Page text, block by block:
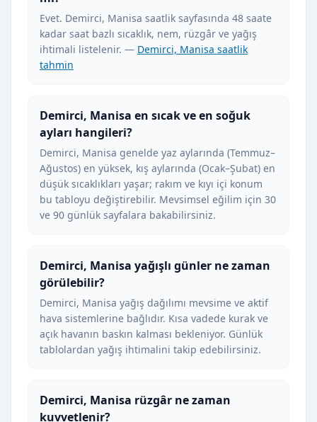
Evet. Demirci, Manisa saatlik sayfasında 48 saate
kadar saat bazlı sıcaklık, nem, rüzgâr ve yağış
ihtimali listelenir. — Demirci, Manisa saatlik
tahmin
Demirci, Manisa en sıcak ve en soğuk
ayları hangileri?
Demirci, Manisa genelde yaz aylarında (Temmuz–
Ağustos) en yüksek, kış aylarında (Ocak–Şubat) en
düşük sıcaklıkları yaşar; rakım ve kıyı içi konum
bu tabloyu değiştirebilir. Mevsimsel eğilim için 30
ve 90 günlük sayfalara bakabilirsiniz.
Demirci, Manisa yağışlı günler ne zaman
görülebilir?
Demirci, Manisa yağış dağılımı mevsime ve aktif
hava sistemlerine bağlıdır. Kısa vadede kurak ve
açık havanın baskın kalması bekleniyor. Günlük
tablolardan yağış ihtimalini takip edebilirsiniz.
Demirci, Manisa rüzgâr ne zaman
kuvvetlenir?